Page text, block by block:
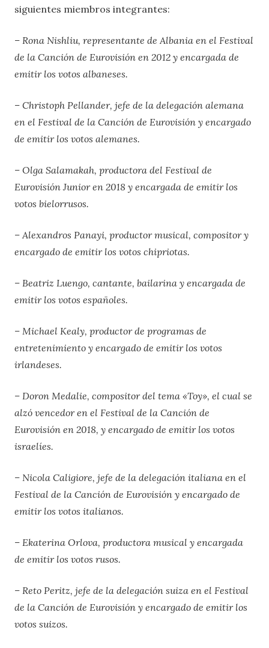
siguientes miembros integrantes:
– Rona Nishliu, representante de Albania en el Festival
de la Canción de Eurovisión en 2012 y encargada de
emitir los votos albaneses.
– Christoph Pellander, jefe de la delegación alemana
en el Festival de la Canción de Eurovisión y encargado
de emitir los votos alemanes.
– Olga Salamakah, productora del Festival de
Eurovisión Junior en 2018 y encargada de emitir los
votos bielorrusos.
– Alexandros Panayi, productor musical, compositor y
encargado de emitir los votos chipriotas.
– Beatriz Luengo, cantante, bailarina y encargada de
emitir los votos españoles.
– Michael Kealy, productor de programas de
entretenimiento y encargado de emitir los votos
irlandeses.
– Doron Medalie, compositor del tema «Toy», el cual se
alzó vencedor en el Festival de la Canción de
Eurovisión en 2018, y encargado de emitir los votos
israelíes.
– Nicola Caligiore, jefe de la delegación italiana en el
Festival de la Canción de Eurovisión y encargado de
emitir los votos italianos.
– Ekaterina Orlova, productora musical y encargada
de emitir los votos rusos.
– Reto Peritz, jefe de la delegación suiza en el Festival
de la Canción de Eurovisión y encargado de emitir los
votos suizos.